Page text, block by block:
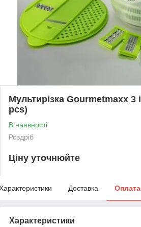
Мультирізка Gourmetmaxx 3
pcs)
В наявності
Роздріб
Ціну уточнюйте
Доставка Оплата
Характеристики